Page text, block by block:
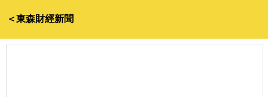
＜東森財經新聞